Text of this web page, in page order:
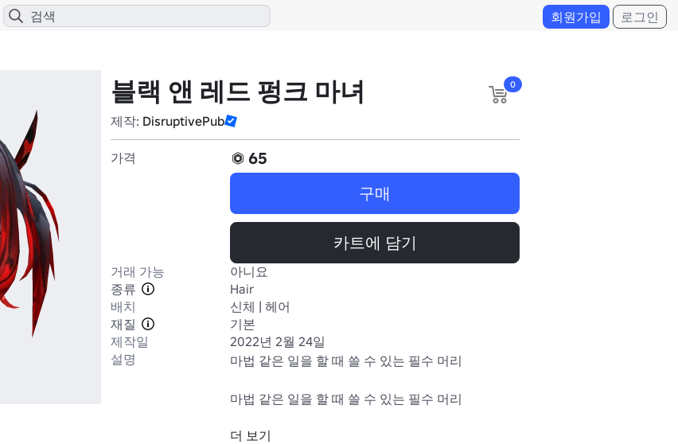
회원가입 로그인
블랙 앤 레드 펑크 마녀
제작: DisruptivePub
0
가격
65
구매
카트에 담기
거래 가능
아니요
종류
Hair
배치
신체 | 헤어
재질
기본
제작일
2022년 2월 24일
설명
마법 같은 일을 할 때 쓸 수 있는 필수 머리
마법 같은 일을 할 때 쓸 수 있는 필수 머리
더 보기